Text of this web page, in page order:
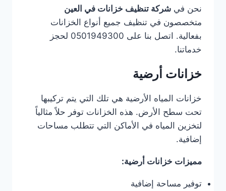
نحن في شركة تنظيف خزانات في العين
متخصصون في تنظيف جميع أنواع الخزانات
بفعالية. اتصل بنا على 0501949300 لحجز
خدماتنا.
خزانات أرضية
خزانات المياه الأرضية هي تلك التي يتم تركيبها
تحت سطح الأرض. هذه الخزانات توفر حلاً مثالياً
لتخزين المياه في الأماكن التي تتطلب مساحات
إضافية.
مميزات خزانات أرضية:
توفير مساحة إضافية